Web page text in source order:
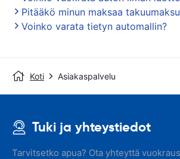
Pitääkö minun maksaa
Voinko varata tietyn automallin?
Koti Asiakaspalvelu
Tuki ja yhteystiedot
Tarvitsetko apua? Ota yhteyttä